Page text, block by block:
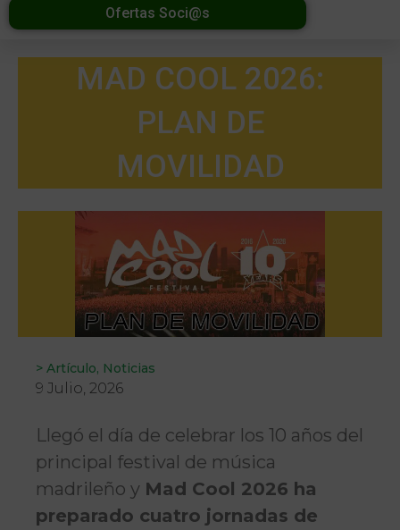
Ofertas Soci@s
MAD COOL 2026:
PLAN DE
MOVILIDAD
> Artículo, Noticias
9 Julio, 2026
Llegó el día de celebrar los 10 años del
principal festival de música
madrileño y Mad Cool 2026 ha
preparado cuatro jornadas de